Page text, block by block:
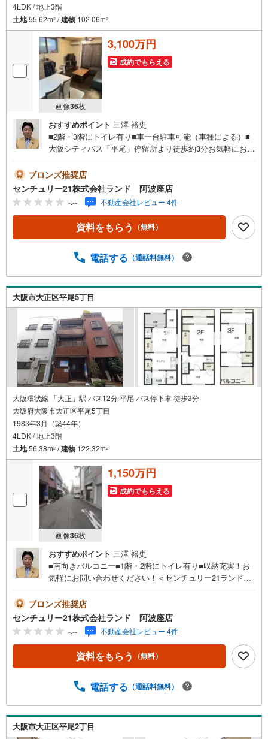
4LDK / 地上3階
土地55.62m2 /建物 102.06m2
画像36枚
3,100万円
成約でもらえる
おすすめポイント 三澤 裕史
■2階・3階にトイレ有り■車一台駐車可能（車種による）■
大阪シティバス「平尾」停留所より徒歩約3分お気軽にお問
センチュリー21ランド阿波座店は・・・ お客様のニーズ
に寄り添い、大切なお住まいのご購入に最後まで伴走いた
します！●リフォームのご相談も承っております。●購入・
売却・ローンのご相談・・・なんでもお気軽にご相談くだ
さいませ！〇大阪メトロ千日前線・中央線「阿波座」駅5番
出口より徒歩約2分！〇営業時間:10:00～20:00（火曜日・
スムーズにご案内が可能です。ご連絡お待ちしておりま
ブロンズ推奨店
センチュリー21株式会社ランド 阿波座店
-.-- 不動産会社レビュー 4件
資料をもらう （無料）
電話する （通話料無料）
大阪市大正区平尾5丁目
大阪環状線 「大正」駅 バス12分 平尾 バス停下車 徒歩3分
大阪府大阪市大正区平尾5丁目
1983年3月（築44年）
4LDK / 地上3階
土地56.38m2 /建物 122.32m2
画像36枚
1,150万円
成約でもらえる
おすすめポイント 三澤 裕史
■南向きバルコニー■1階・2階にトイレ有り■収納充実！お
気軽にお問い合わせください！＜センチュリー21ランドに
様のニーズに寄り添い、大切なお住まいのご購入に最後ま
で伴走いたします！●リフォームのご相談も承っておりま
す。●購入・売却・ローンのご相談・・・なんでもお気軽に
ご相談くださいませ！〇大阪メトロ千日前線・中央線「阿
波座」駅5番出口より徒歩約2分！〇営業時間:10:00～20:00
（火曜日・水曜日定休日※祝日は営業）事前にご連絡いただ
ております！
ブロンズ推奨店
センチュリー21株式会社ランド 阿波座店
-.-- 不動産会社レビュー 4件
資料をもらう （無料）
電話する （通話料無料）
大阪市大正区平尾2丁目